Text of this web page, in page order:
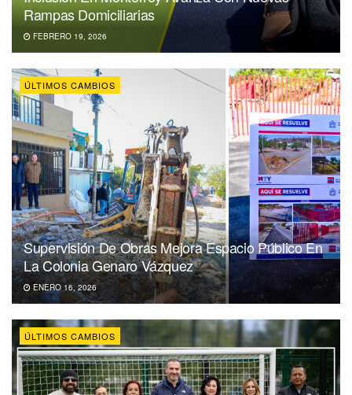
Rampas Domiciliarias
FEBRERO 19, 2026
ÚLTIMOS CAMBIOS
Supervisión De Obras Mejora Espacio Público En
La Colonia Genaro Vázquez
ENERO 16, 2026
ÚLTIMOS CAMBIOS